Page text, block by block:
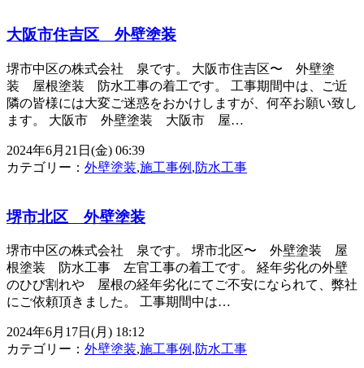
大阪市住吉区 外壁塗装
堺市中区の株式会社 泉です。 大阪市住吉区〜 外壁塗
装 屋根塗装 防水工事の着工です。 工事期間中は、ご近
隣の皆様には大変ご迷惑をおかけしますが、何卒お願い致し
ます。 大阪市 外壁塗装 大阪市 屋…
2024年6月21日(金) 06:39
カテゴリー： 外壁塗装,施工事例 ,防水工事
堺市北区 外壁塗装
堺市中区の株式会社 泉です。 堺市北区〜 外壁塗装 屋
根塗装 防水工事 左官工事の着工です。 経年劣化の外壁
のひび割れや 屋根の経年劣化にてご不安になられて、弊社
にご依頼頂きました。 工事期間中は…
2024年6月17日(月) 18:12
カテゴリー： 外壁塗装,施工事例 ,防水工事